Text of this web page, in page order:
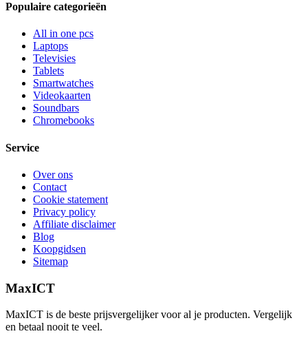
Populaire categorieën
All in one pcs
Laptops
Televisies
Tablets
Smartwatches
Videokaarten
Soundbars
Chromebooks
Service
Over ons
Contact
Cookie statement
Privacy policy
Affiliate disclaimer
Blog
Koopgidsen
Sitemap
MaxICT
MaxICT is de beste prijsvergelijker voor al je producten. Vergelijk
en betaal nooit te veel.